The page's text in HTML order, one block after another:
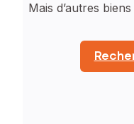
Mais d’autres